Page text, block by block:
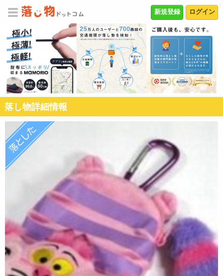
ログイン
新規登録
落し物詳細情報